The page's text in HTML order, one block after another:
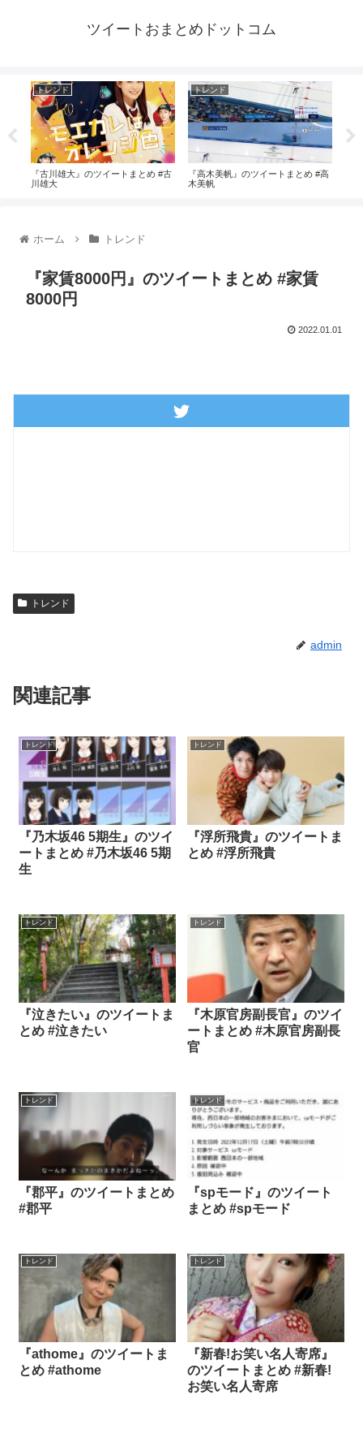
ツイートおまとめドットコム
トレンド
『古川雄大』のツイートまとめ #古
川雄大
トレンド
『高木美帆』のツイートまとめ #高
木美帆
ホーム トレンド
『家賃8000円』のツイートまとめ #家賃
8000円
2022.01.01
トレンド
admin
関連記事
トレンド
『乃木坂46 5期生』のツイ
ートまとめ #乃木坂46 5期
生
トレンド
『浮所飛貴』のツイートま
とめ #浮所飛貴
トレンド
『泣きたい』のツイートま
とめ #泣きたい
トレンド
『木原官房副長官』のツイ
ートまとめ #木原官房副長
官
トレンド
『郡平』のツイートまとめ
#郡平
トレンド
『spモード』のツイート
まとめ #spモード
トレンド
『athome』のツイートま
とめ #athome
トレンド
『新春!お笑い名人寄席』
のツイートまとめ #新春!
お笑い名人寄席